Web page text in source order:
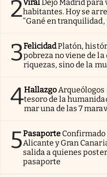
2Viral Dejó Madrid
habitantes. Hoy se
“Gané en
3FelicidadPlatón,
pobreza no viene de
riquezas, sino de la
4Hallazgo Arqueólogos
tesoro de la
mar una de las 7
5Pasaporte Confirmado
Alicante y Gran
salida a quienes
pasaporte